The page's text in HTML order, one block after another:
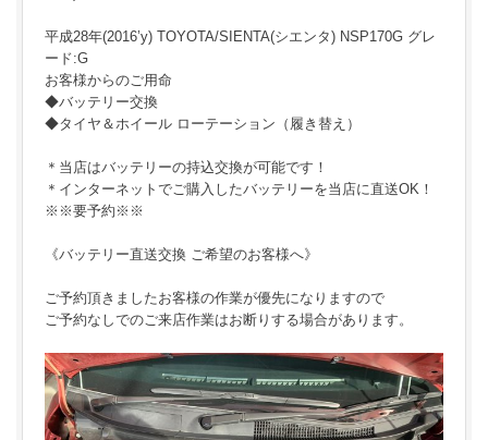
平成28年(2016’y) TOYOTA/SIENTA(シエンタ) NSP170G グレ
ード:G
お客様からのご用命
◆バッテリー交換
◆タイヤ＆ホイール ローテーション（履き替え）
＊当店はバッテリーの持込交換が可能です！
＊インターネットでご購入したバッテリーを当店に直送OK！
※※要予約※※
《バッテリー直送交換 ご希望のお客様へ》
ご予約頂きましたお客様の作業が優先になりますので
ご予約なしでのご来店作業はお断りする場合があります。